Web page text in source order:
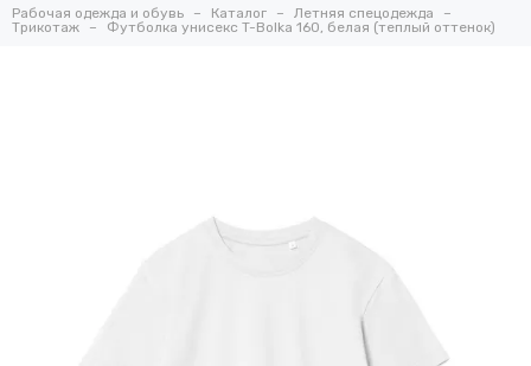
Рабочая одежда и обувь Каталог
Летняя спецодежда
Трикотаж
Футболка унисекс T-Bolka 160, белая (теплый оттенок)